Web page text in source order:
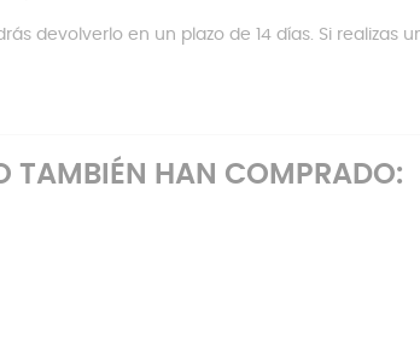
devolverlo en un plazo de 14 días. Si realizas
TAMBIÉN HAN COMPRADO: